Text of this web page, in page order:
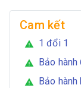
Cam kết
warning 1 đổi 1
warning Bảo
warning Bảo